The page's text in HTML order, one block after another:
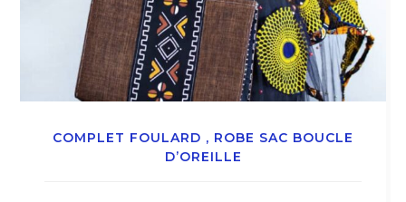
COMPLET FOULARD , ROBE SAC BOUCLE
D’OREILLE